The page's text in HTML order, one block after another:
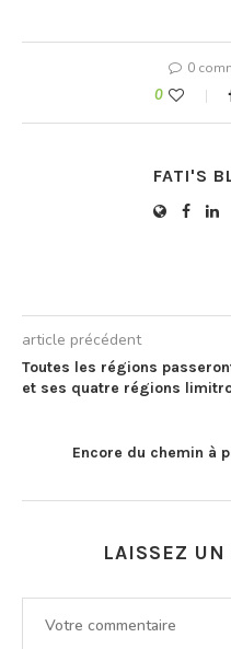
0
0
FATI'S
article précédent
Toutes les régions
et ses quatre régions
Encore du chemin à
LAISSEZ